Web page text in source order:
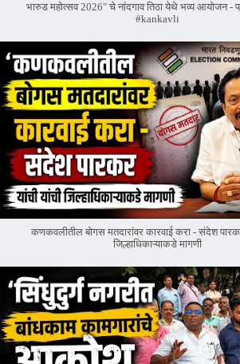
भारुड महोत्सव 2026" चे नांदगाव तिठा येथे भव्य आयोजन -
#kankavli
कणकवलीतील बोगस मतदारांवर‌ कारवाई करा - संदेश
जिल्हाधिकाऱ्याकडे मागणी